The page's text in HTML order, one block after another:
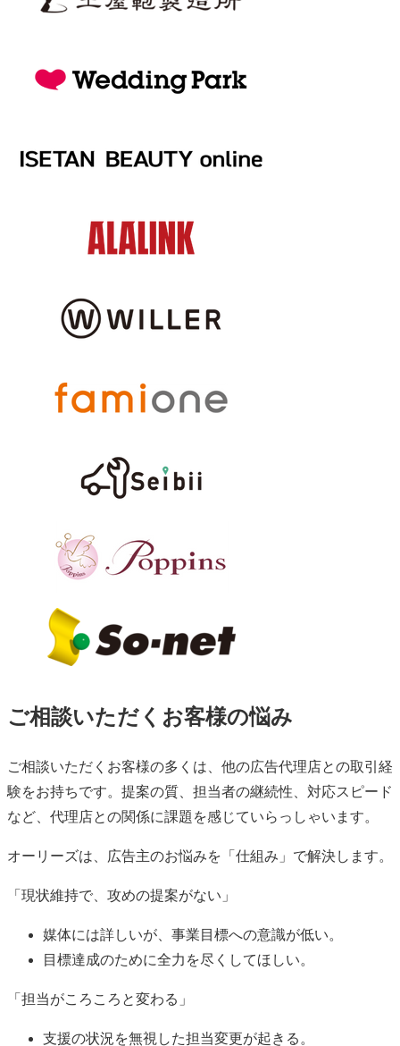
ご相談いただくお客様の悩み
ご相談いただくお客様の多くは、他の広告代理店との取引経
験をお持ちです。提案の質、担当者の継続性、対応スピード
など、代理店との関係に課題を感じていらっしゃいます。
オーリーズは、広告主のお悩みを「仕組み」で解決します。
「現状維持で、攻めの提案がない」
媒体には詳しいが、事業目標への意識が低い。
目標達成のために全力を尽くしてほしい。
「担当がころころと変わる」
支援の状況を無視した担当変更が起きる。